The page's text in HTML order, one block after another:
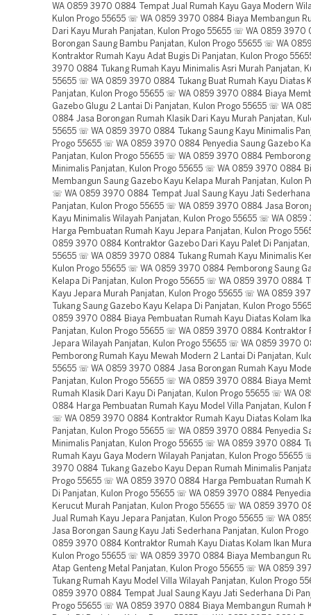
WA 0859 3970 0884 Tempat Jual Rumah Kayu Gaya Modern
Kulon Progo 55655 ☏ WA 0859 3970 0884 Biaya Membangun
Dari Kayu Murah Panjatan, Kulon Progo 55655 ☏ WA 0859 3970
Borongan Saung Bambu Panjatan, Kulon Progo 55655 ☏ WA
Kontraktor Rumah Kayu Adat Bugis Di Panjatan, Kulon Progo
3970 0884 Tukang Rumah Kayu Minimalis Asri Murah Panjatan,
55655 ☏ WA 0859 3970 0884 Tukang Buat Rumah Kayu Diatas
Panjatan, Kulon Progo 55655 ☏ WA 0859 3970 0884 Biaya
Gazebo Glugu 2 Lantai Di Panjatan, Kulon Progo 55655 ☏ WA
0884 Jasa Borongan Rumah Klasik Dari Kayu Murah Panjatan,
55655 ☏ WA 0859 3970 0884 Tukang Saung Kayu Minimalis
Progo 55655 ☏ WA 0859 3970 0884 Penyedia Saung Gazebo
Panjatan, Kulon Progo 55655 ☏ WA 0859 3970 0884 Pemborong
Minimalis Panjatan, Kulon Progo 55655 ☏ WA 0859 3970 0884
Membangun Saung Gazebo Kayu Kelapa Murah Panjatan, Kulon
☏ WA 0859 3970 0884 Tempat Jual Saung Kayu Jati Sederhana
Panjatan, Kulon Progo 55655 ☏ WA 0859 3970 0884 Jasa
Kayu Minimalis Wilayah Panjatan, Kulon Progo 55655 ☏ WA
Harga Pembuatan Rumah Kayu Jepara Panjatan, Kulon Progo
0859 3970 0884 Kontraktor Gazebo Dari Kayu Palet Di Panjatan,
55655 ☏ WA 0859 3970 0884 Tukang Rumah Kayu Minimalis
Kulon Progo 55655 ☏ WA 0859 3970 0884 Pemborong Saung
Kelapa Di Panjatan, Kulon Progo 55655 ☏ WA 0859 3970 0884
Kayu Jepara Murah Panjatan, Kulon Progo 55655 ☏ WA 0859
Tukang Saung Gazebo Kayu Kelapa Di Panjatan, Kulon Progo
0859 3970 0884 Biaya Pembuatan Rumah Kayu Diatas Kolam
Panjatan, Kulon Progo 55655 ☏ WA 0859 3970 0884 Kontraktor
Jepara Wilayah Panjatan, Kulon Progo 55655 ☏ WA 0859 3970
Pemborong Rumah Kayu Mewah Modern 2 Lantai Di Panjatan,
55655 ☏ WA 0859 3970 0884 Jasa Borongan Rumah Kayu
Panjatan, Kulon Progo 55655 ☏ WA 0859 3970 0884 Biaya
Rumah Klasik Dari Kayu Di Panjatan, Kulon Progo 55655 ☏ WA
0884 Harga Pembuatan Rumah Kayu Model Villa Panjatan, Kulon
☏ WA 0859 3970 0884 Kontraktor Rumah Kayu Diatas Kolam
Panjatan, Kulon Progo 55655 ☏ WA 0859 3970 0884 Penyedia
Minimalis Panjatan, Kulon Progo 55655 ☏ WA 0859 3970 0884
Rumah Kayu Gaya Modern Wilayah Panjatan, Kulon Progo 55655
3970 0884 Tukang Gazebo Kayu Depan Rumah Minimalis
Progo 55655 ☏ WA 0859 3970 0884 Harga Pembuatan Rumah
Di Panjatan, Kulon Progo 55655 ☏ WA 0859 3970 0884
Kerucut Murah Panjatan, Kulon Progo 55655 ☏ WA 0859 3970
Jual Rumah Kayu Jepara Panjatan, Kulon Progo 55655 ☏ WA
Jasa Borongan Saung Kayu Jati Sederhana Panjatan, Kulon
0859 3970 0884 Kontraktor Rumah Kayu Diatas Kolam Ikan
Kulon Progo 55655 ☏ WA 0859 3970 0884 Biaya Membangun
Atap Genteng Metal Panjatan, Kulon Progo 55655 ☏ WA 0859
Tukang Rumah Kayu Model Villa Wilayah Panjatan, Kulon Progo
0859 3970 0884 Tempat Jual Saung Kayu Jati Sederhana Di
Progo 55655 ☏ WA 0859 3970 0884 Biaya Membangun Rumah